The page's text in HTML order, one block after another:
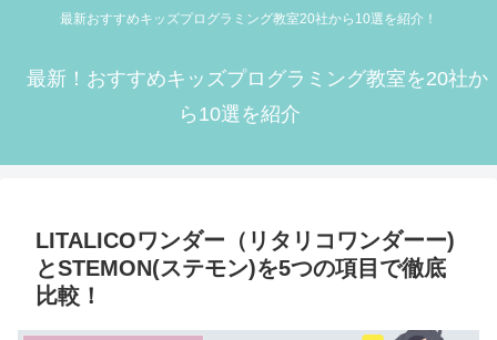
最新おすすめキッズプログラミング教室20社から10選を紹介！
最新！おすすめキッズプログラミング教室を20社か
ら10選を紹介
LITALICOワンダー（リタリコワンダーー)
とSTEMON(ステモン)を5つの項目で徹底
比較！